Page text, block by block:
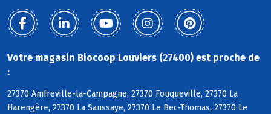
Votre magasin Biocoop Louviers (27400) est proche de
:
27370 Amfreville-la-Campagne, 27370 Fouqueville, 27370 La
Harengère, 27370 La Saussaye, 27370 Le Bec-Thomas, 27370 Le